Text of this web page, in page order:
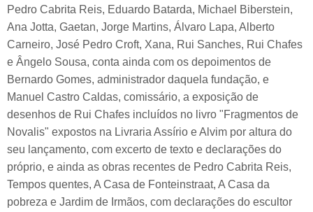
Pedro Cabrita Reis, Eduardo Batarda, Michael Biberstein,
Ana Jotta, Gaetan, Jorge Martins, Álvaro Lapa, Alberto
Carneiro, José Pedro Croft, Xana, Rui Sanches, Rui Chafes
e Ângelo Sousa, conta ainda com os depoimentos de
Bernardo Gomes, administrador daquela fundação, e
Manuel Castro Caldas, comissário, a exposição de
desenhos de Rui Chafes incluídos no livro "Fragmentos de
Novalis" expostos na Livraria Assírio e Alvim por altura do
seu lançamento, com excerto de texto e declarações do
próprio, e ainda as obras recentes de Pedro Cabrita Reis,
Tempos quentes, A Casa de Fonteinstraat, A Casa da
pobreza e Jardim de Irmãos, com declarações do escultor